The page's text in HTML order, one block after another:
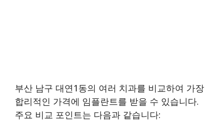
부산 남구 대연1동의 여러 치과를 비교하여 가장
합리적인 가격에 임플란트를 받을 수 있습니다.
주요 비교 포인트는 다음과 같습니다: